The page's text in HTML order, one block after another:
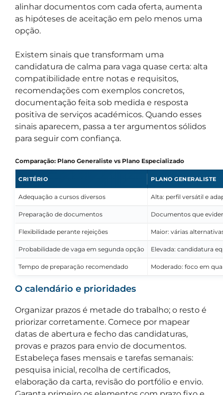
alinhar documentos com cada oferta, aumenta
as hipóteses de aceitação em pelo menos uma
opção.
Existem sinais que transformam uma
candidatura de calma para vaga quase certa: alta
compatibilidade entre notas e requisitos,
recomendações com exemplos concretos,
documentação feita sob medida e resposta
positiva de serviços académicos. Quando esses
sinais aparecem, passa a ter argumentos sólidos
para seguir com confiança.
Comparação: Plano Generaliste vs Plano Especializado
CRITÉRIO PLANO GENERALISTE
Adequação a cursos diversos Alta: perfil versátil e
Preparação de documentos Documentos que
Flexibilidade perante rejeições Maior: várias
Probabilidade de vaga em segunda opção Elevada: candidatura
Tempo de preparação recomendado Moderado: foco em
O calendário e prioridades
Organizar prazos é metade do trabalho; o resto é
priorizar corretamente. Comece por mapear
datas de abertura e fecho das candidaturas,
provas e prazos para envio de documentos.
Estabeleça fases mensais e tarefas semanais:
pesquisa inicial, recolha de certificados,
elaboração da carta, revisão do portfólio e envio.